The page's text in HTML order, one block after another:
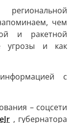
чем
и ракетной
угрозы и как
с
– соцсети
, губернатора